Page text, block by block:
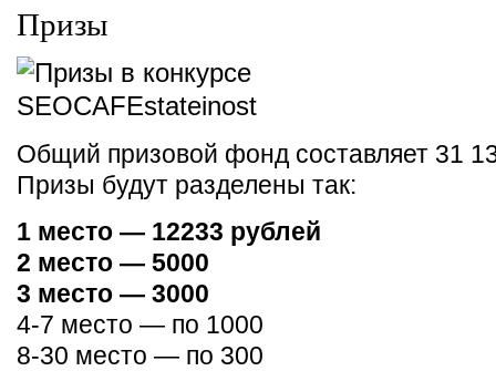
Призы
Общий призовой фонд составляет 31
Призы будут разделены так:
1 место — 12233 рублей
2 место — 5000
3 место — 3000
4-7 место — по 1000
8-30 место — по 300